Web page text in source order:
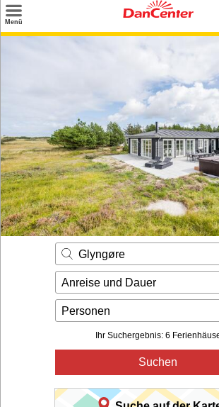
Menü
Angebote
Inspiration
Kontakt
Gut zu wissen
Login
Glyngøre
Anreise und Dauer
Personen
Ihr Suchergebnis: 6
Suchen